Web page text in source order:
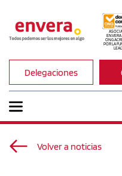
ENVERA
ONG
POR LA
Delegaciones
Volver a noticias